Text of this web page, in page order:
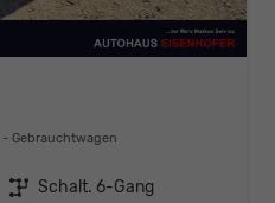
Gebrauchtwagen
Getriebe Schalt. 6-Gang